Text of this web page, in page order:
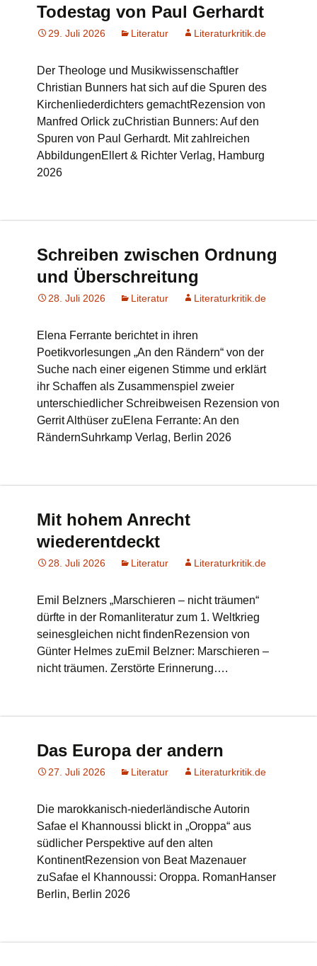
Todestag von Paul Gerhardt
29. Juli 2026 Literatur Literaturkritik.de
Der Theologe und Musikwissenschaftler
Christian Bunners hat sich auf die Spuren des
Kirchenliederdichters gemachtRezension von
Manfred Orlick zuChristian Bunners: Auf den
Spuren von Paul Gerhardt. Mit zahlreichen
AbbildungenEllert & Richter Verlag, Hamburg
2026
Schreiben zwischen Ordnung
und Überschreitung
28. Juli 2026 Literatur Literaturkritik.de
Elena Ferrante berichtet in ihren
Poetikvorlesungen „An den Rändern“ von der
Suche nach einer eigenen Stimme und erklärt
ihr Schaffen als Zusammenspiel zweier
unterschiedlicher Schreibweisen Rezension von
Gerrit Althüser zuElena Ferrante: An den
RändernSuhrkamp Verlag, Berlin 2026
Mit hohem Anrecht
wiederentdeckt
28. Juli 2026 Literatur Literaturkritik.de
Emil Belzners „Marschieren – nicht träumen“
dürfte in der Romanliteratur zum 1. Weltkrieg
seinesgleichen nicht findenRezension von
Günter Helmes zuEmil Belzner: Marschieren –
nicht träumen. Zerstörte Erinnerung….
Das Europa der andern
27. Juli 2026 Literatur Literaturkritik.de
Die marokkanisch-niederländische Autorin
Safae el Khannoussi blickt in „Oroppa“ aus
südlicher Perspektive auf den alten
KontinentRezension von Beat Mazenauer
zuSafae el Khannoussi: Oroppa. RomanHanser
Berlin, Berlin 2026